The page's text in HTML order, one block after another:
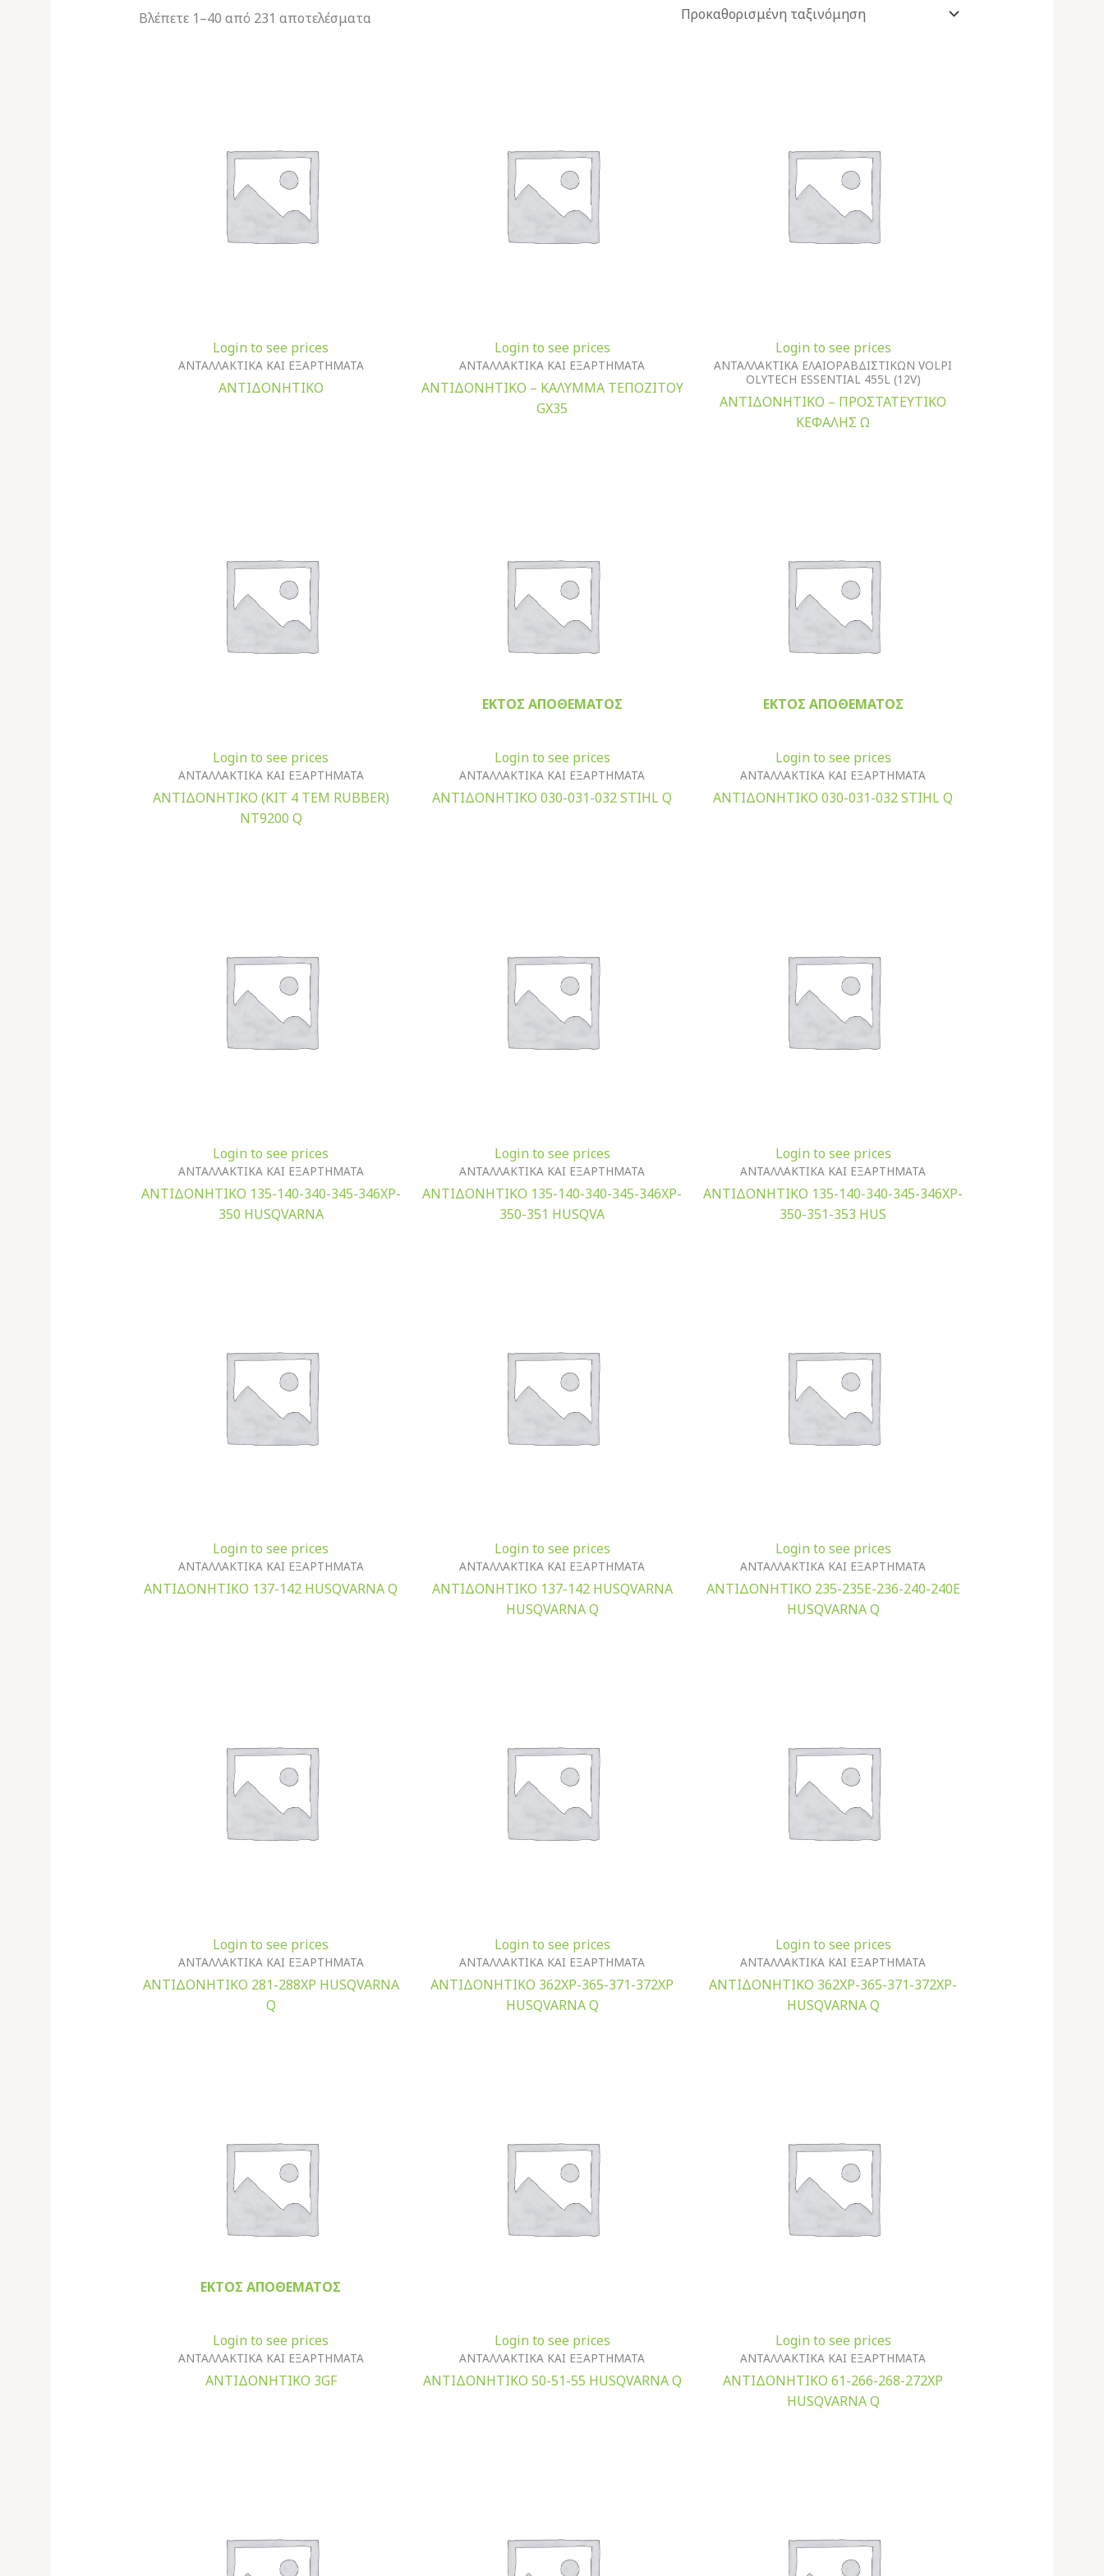
Βλέπετε 1–40 από 231 αποτελέσματα
Login to see prices
ΑΝΤΑΛΛΑΚΤΙΚΑ ΚΑΙ ΕΞΑΡΤΗΜΑΤΑ
ΑΝΤΙΔΟΝΗΤΙΚΟ
Login to see prices
ΑΝΤΑΛΛΑΚΤΙΚΑ ΚΑΙ ΕΞΑΡΤΗΜΑΤΑ
ΑΝΤΙΔΟΝΗΤΙΚΟ – ΚΑΛΥΜΜΑ ΤΕΠΟΖΙΤΟΥ
GX35
Login to see prices
ΑΝΤΑΛΛΑΚΤΙΚΑ ΕΛΑΙΟΡΑΒΔΙΣΤΙΚΩΝ VOLPI
OLYTECH ESSENTIAL 455L (12V)
ΑΝΤΙΔΟΝΗΤΙΚΟ – ΠΡΟΣΤΑΤΕΥΤΙΚΟ
ΚΕΦΑΛΗΣ Ω
Login to see prices
ΑΝΤΑΛΛΑΚΤΙΚΑ ΚΑΙ ΕΞΑΡΤΗΜΑΤΑ
ΑΝΤΙΔΟΝΗΤΙΚΟ (ΚΙΤ 4 ΤΕΜ RUBBER)
NT9200 Q
ΕΚΤΌΣ ΑΠΟΘΈΜΑΤΟΣ
Login to see prices
ΑΝΤΑΛΛΑΚΤΙΚΑ ΚΑΙ ΕΞΑΡΤΗΜΑΤΑ
ΑΝΤΙΔΟΝΗΤΙΚΟ 030-031-032 STIHL Q
ΕΚΤΌΣ ΑΠΟΘΈΜΑΤΟΣ
Login to see prices
ΑΝΤΑΛΛΑΚΤΙΚΑ ΚΑΙ ΕΞΑΡΤΗΜΑΤΑ
ΑΝΤΙΔΟΝΗΤΙΚΟ 030-031-032 STIHL Q
Login to see prices
ΑΝΤΑΛΛΑΚΤΙΚΑ ΚΑΙ ΕΞΑΡΤΗΜΑΤΑ
ΑΝΤΙΔΟΝΗΤΙΚΟ 135-140-340-345-346XP-
350 HUSQVARNA
Login to see prices
ΑΝΤΑΛΛΑΚΤΙΚΑ ΚΑΙ ΕΞΑΡΤΗΜΑΤΑ
ΑΝΤΙΔΟΝΗΤΙΚΟ 135-140-340-345-346XP-
350-351 HUSQVA
Login to see prices
ΑΝΤΑΛΛΑΚΤΙΚΑ ΚΑΙ ΕΞΑΡΤΗΜΑΤΑ
ΑΝΤΙΔΟΝΗΤΙΚΟ 135-140-340-345-346XP-
350-351-353 HUS
Login to see prices
ΑΝΤΑΛΛΑΚΤΙΚΑ ΚΑΙ ΕΞΑΡΤΗΜΑΤΑ
ΑΝΤΙΔΟΝΗΤΙΚΟ 137-142 HUSQVARNA Q
Login to see prices
ΑΝΤΑΛΛΑΚΤΙΚΑ ΚΑΙ ΕΞΑΡΤΗΜΑΤΑ
ΑΝΤΙΔΟΝΗΤΙΚΟ 137-142 HUSQVARNA
HUSQVARNA Q
Login to see prices
ΑΝΤΑΛΛΑΚΤΙΚΑ ΚΑΙ ΕΞΑΡΤΗΜΑΤΑ
ΑΝΤΙΔΟΝΗΤΙΚΟ 235-235Ε-236-240-240Ε
ΗUSQVARNA Q
Login to see prices
ΑΝΤΑΛΛΑΚΤΙΚΑ ΚΑΙ ΕΞΑΡΤΗΜΑΤΑ
ΑΝΤΙΔΟΝΗΤΙΚΟ 281-288XP HUSQVARNA
Q
Login to see prices
ΑΝΤΑΛΛΑΚΤΙΚΑ ΚΑΙ ΕΞΑΡΤΗΜΑΤΑ
ΑΝΤΙΔΟΝΗΤΙΚΟ 362XP-365-371-372XP
HUSQVARNA Q
Login to see prices
ΑΝΤΑΛΛΑΚΤΙΚΑ ΚΑΙ ΕΞΑΡΤΗΜΑΤΑ
ΑΝΤΙΔΟΝΗΤΙΚΟ 362XP-365-371-372XP-
HUSQVARNA Q
ΕΚΤΌΣ ΑΠΟΘΈΜΑΤΟΣ
Login to see prices
ΑΝΤΑΛΛΑΚΤΙΚΑ ΚΑΙ ΕΞΑΡΤΗΜΑΤΑ
ΑΝΤΙΔΟΝΗΤΙΚΟ 3GF
Login to see prices
ΑΝΤΑΛΛΑΚΤΙΚΑ ΚΑΙ ΕΞΑΡΤΗΜΑΤΑ
ΑΝΤΙΔΟΝΗΤΙΚΟ 50-51-55 ΗUSQVARNA Q
Login to see prices
ΑΝΤΑΛΛΑΚΤΙΚΑ ΚΑΙ ΕΞΑΡΤΗΜΑΤΑ
ΑΝΤΙΔΟΝΗΤΙΚΟ 61-266-268-272ΧP
HUSQVARNA Q